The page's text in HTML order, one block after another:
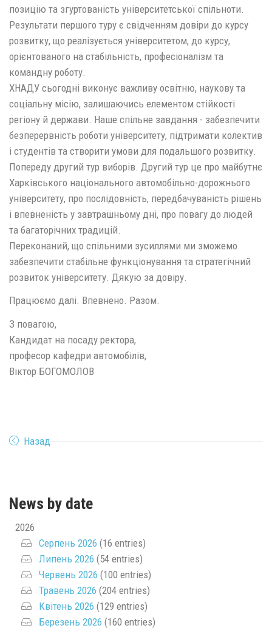
позицію та згуртованість університетської спільноти.
Результати першого туру є свідченням довіри до курсу
розвитку, що реалізується університетом, до курсу,
орієнтованого на стабільність, професіоналізм та
командну роботу.
ХНАДУ сьогодні виконує важливу освітню, наукову та
соціальну місію, залишаючись елементом стійкості
регіону й держави. Наше спільне завдання - забезпечити
безперервність роботи університету, підтримати колектив
і студентів та створити умови для подальшого розвитку.
Попереду другий тур виборів. Другий тур це про майбутнє
Харківського національного автомобільно-дорожнього
університету, про послідовність, передбачуваність рішень
і впевненість у завтрашньому дні, про повагу до людей
та багаторічних традицій.
Переконаний, що спільними зусиллями ми зможемо
забезпечити стабільне функціонування та стратегічний
розвиток університету. Дякую за довіру.
Працюємо далі. Впевнено. Разом.
З повагою,
Кандидат на посаду ректора,
професор кафедри автомобілів,
Віктор БОГОМОЛОВ
Назад
News by date
2026
Серпень 2026 (16 entries)
Липень 2026 (54 entries)
Червень 2026 (100 entries)
Травень 2026 (204 entries)
Квітень 2026 (129 entries)
Березень 2026 (160 entries)